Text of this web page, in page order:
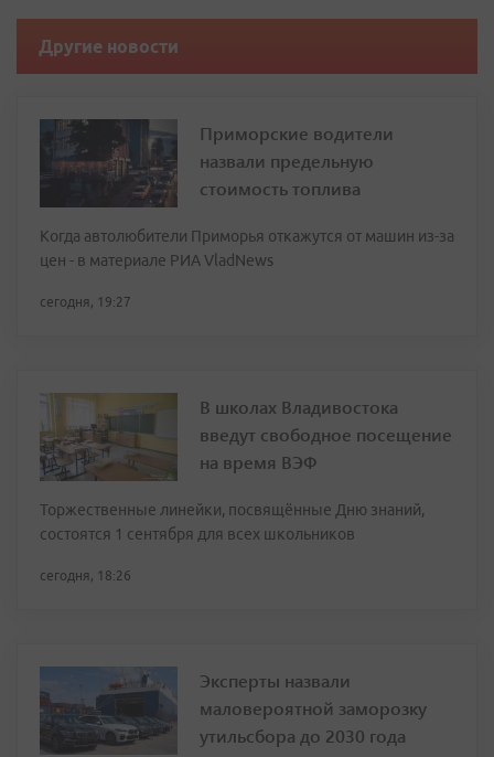
Другие новости
Приморские водители
назвали предельную
стоимость топлива
Когда автолюбители Приморья откажутся от машин из-за
цен - в материале РИА VladNews
сегодня, 19:27
В школах Владивостока
введут свободное посещение
на время ВЭФ
Торжественные линейки, посвящённые Дню знаний,
состоятся 1 сентября для всех школьников
сегодня, 18:26
Эксперты назвали
маловероятной заморозку
утильсбора до 2030 года